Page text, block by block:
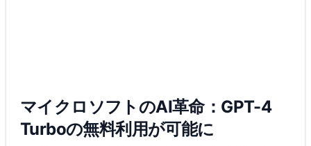
マイクロソフトのAI革命：GPT-4
Turboの無料利用が可能に